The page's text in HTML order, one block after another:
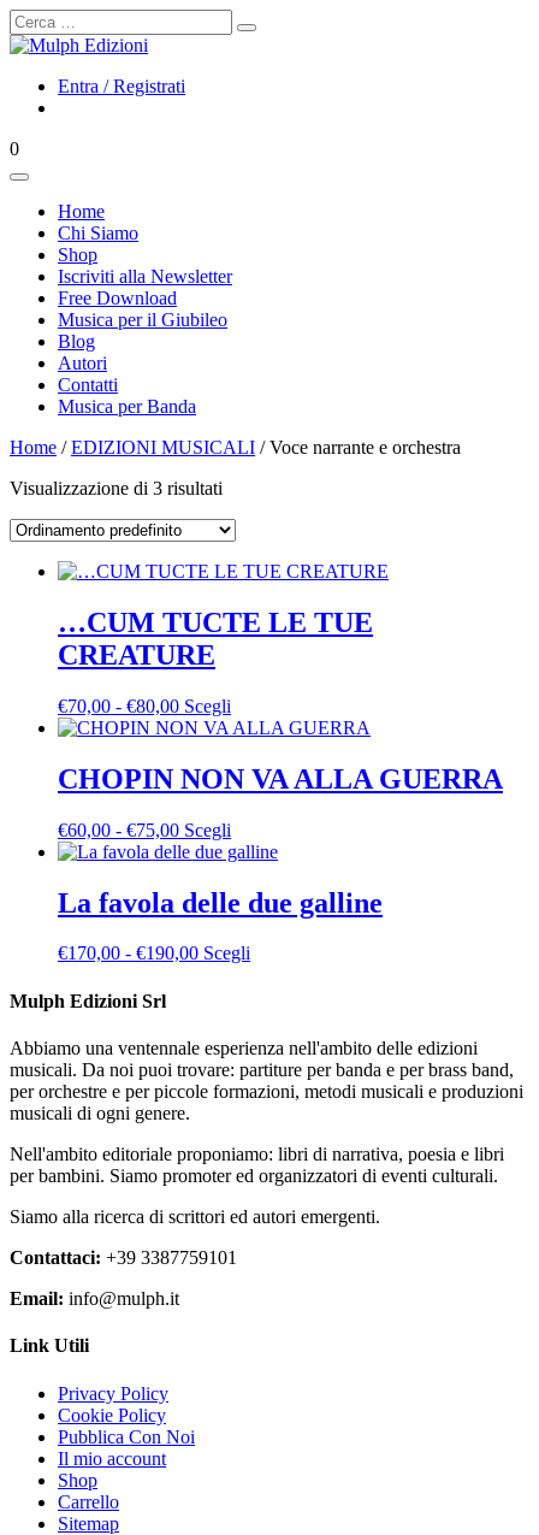
Cerca
Entra / Registrati
0
Home
Chi Siamo
Shop
Iscriviti alla Newsletter
Free Download
Musica per il Giubileo
Blog
Autori
Contatti
Musica per Banda
Home /EDIZIONI MUSICALI / Voce narrante e orchestra
Visualizzazione di 3 risultati
…CUM TUCTE LE TUE
CREATURE
€70,00 - €80,00Fascia
di
da
€70,00
€80,00
Scegli
prodotto
più
varianti.
opzioni
possono
scelte
nella
pagina
del
CHOPIN NON VA ALLA GUERRA
€60,00 - €75,00Fascia
di
da
€60,00
€75,00
Scegli
prodotto
varianti.
opzioni
nella
pagina
del
La favola delle due galline
€170,00 - €190,00Fascia
€170,00
a
€190,00
Scegli
varianti.
Le
opzioni
possono
scelte
nella
pagina
del
Mulph Edizioni Srl
Abbiamo una ventennale esperienza nell'ambito delle edizioni
musicali. Da noi puoi trovare: partiture per banda e per brass band,
per orchestre e per piccole formazioni, metodi musicali e produzioni
musicali di ogni genere.
Nell'ambito editoriale proponiamo: libri di narrativa, poesia e libri
per bambini. Siamo promoter ed organizzatori di eventi culturali.
Siamo alla ricerca di scrittori ed autori emergenti.
Contattaci: +39 3387759101
Email: info@mulph.it
Link Utili
Privacy Policy
Cookie Policy
Pubblica Con Noi
Il mio account
Shop
Carrello
Sitemap